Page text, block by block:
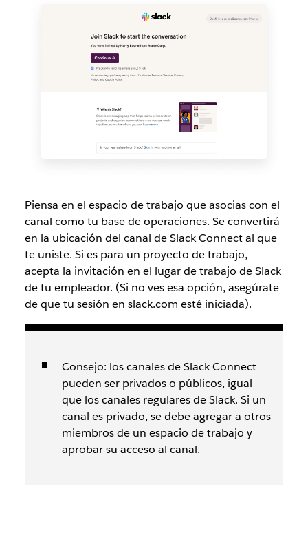
Piensa en el espacio de trabajo que asocias con el
canal como tu base de operaciones. Se convertirá
en la ubicación del canal de Slack Connect al que
te uniste. Si es para un proyecto de trabajo,
acepta la invitación en el lugar de trabajo de Slack
de tu empleador. (Si no ves esa opción, asegúrate
de que tu sesión en slack.com esté iniciada).
Consejo: los canales de Slack Connect
pueden ser privados o públicos, igual
que los canales regulares de Slack. Si un
canal es privado, se debe agregar a otros
miembros de un espacio de trabajo y
aprobar su acceso al canal.